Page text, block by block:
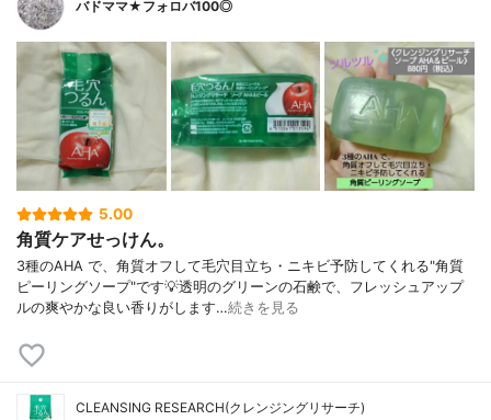
バドママ★フォロバ100◎
5.00
角質ケアせっけん。
3種のAHA で、角質オフして毛穴目立ち・ニキビ予防してくれる"角質
ピーリングソープ"です💡透明のグリーンの石鹸で、フレッシュアップ
ルの爽やかな良い香りがします…続きを見る
CLEANSING RESEARCH(クレンジングリサーチ)